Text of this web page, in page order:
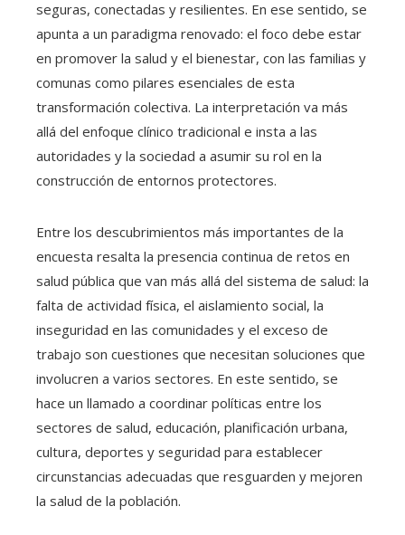
seguras, conectadas y resilientes. En ese sentido, se
apunta a un paradigma renovado: el foco debe estar
en promover la salud y el bienestar, con las familias y
comunas como pilares esenciales de esta
transformación colectiva. La interpretación va más
allá del enfoque clínico tradicional e insta a las
autoridades y la sociedad a asumir su rol en la
construcción de entornos protectores.
Entre los descubrimientos más importantes de la
encuesta resalta la presencia continua de retos en
salud pública que van más allá del sistema de salud: la
falta de actividad física, el aislamiento social, la
inseguridad en las comunidades y el exceso de
trabajo son cuestiones que necesitan soluciones que
involucren a varios sectores. En este sentido, se
hace un llamado a coordinar políticas entre los
sectores de salud, educación, planificación urbana,
cultura, deportes y seguridad para establecer
circunstancias adecuadas que resguarden y mejoren
la salud de la población.